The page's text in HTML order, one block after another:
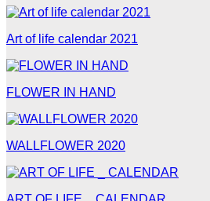
Art of life calendar 2021
FLOWER IN HAND
WALLFLOWER 2020